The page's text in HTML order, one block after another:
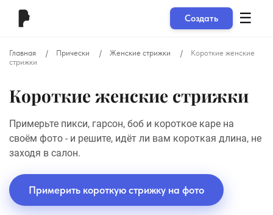
Создать ☰
Главная Прически Женские стрижки
Короткие женские
стрижки
Короткие женские стрижки
Примерьте пикси, гарсон, боб и короткое каре на
своём фото - и решите, идёт ли вам короткая длина, не
заходя в салон.
Примерить короткую стрижку на фото